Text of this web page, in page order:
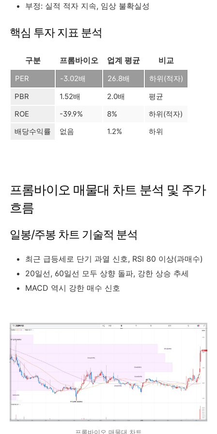
부정: 실적 적자 지속, 임상 불확실성
핵심 투자 지표 분석
구분 프롬바이오 업계 평균 비교
PER -3.02배 26.8배
하위(적자)
PBR
1.52배 2.0배
평균
ROE
-39.9% 8%
하위(적자)
배당수익률
없음 1.2% 하위
프롬바이오 매물대 차트 분석 및 주가
흐름
일봉/주봉 차트 기술적 분석
최근 급등세로 단기 과열 신호, RSI 80 이상(과매수)
20일선, 60일선 모두 상향 돌파, 강한 상승 추세
MACD 역시 강한 매수 신호
프롬바이오 매물대 차트